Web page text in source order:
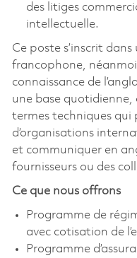
des litiges
intellectuelle.
Ce poste s’inscrit
francophone,
connaissance de
une base
termes techniques qui
d’organisations
et communiquer en
fournisseurs ou des
Ce que nous offrons
Programme de
avec cotisation de
Programme